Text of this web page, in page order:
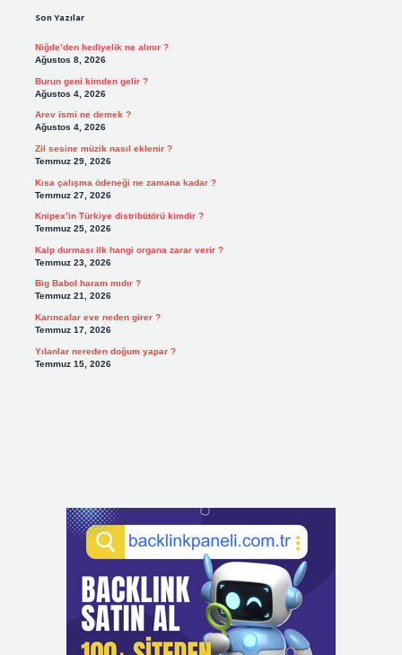
Son Yazılar
Niğde’den hediyelik ne alınır ?
Ağustos 8, 2026
Burun geni kimden gelir ?
Ağustos 4, 2026
Arev ismi ne demek ?
Ağustos 4, 2026
Zil sesine müzik nasıl eklenir ?
Temmuz 29, 2026
Kısa çalışma ödeneği ne zamana kadar ?
Temmuz 27, 2026
Knipex’in Türkiye distribütörü kimdir ?
Temmuz 25, 2026
Kalp durması ilk hangi organa zarar verir ?
Temmuz 23, 2026
Big Babol haram mıdır ?
Temmuz 21, 2026
Karıncalar eve neden girer ?
Temmuz 17, 2026
Yılanlar nereden doğum yapar ?
Temmuz 15, 2026